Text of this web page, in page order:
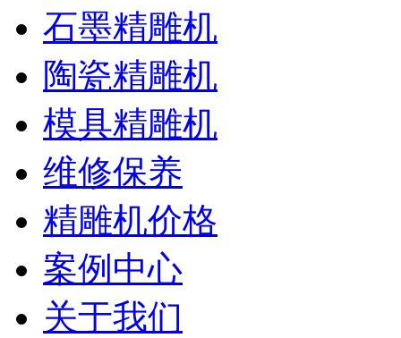
石墨精雕机
陶瓷精雕机
模具精雕机
维修保养
精雕机价格
案例中心
关于我们